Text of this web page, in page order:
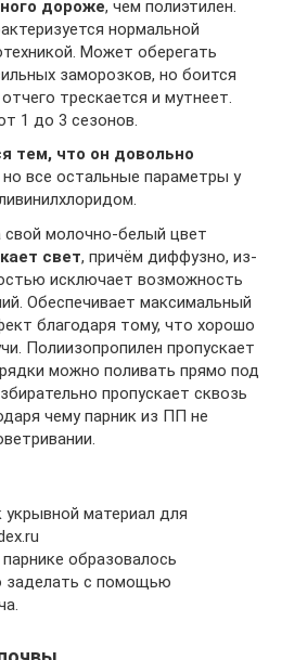
дороже, чем полиэтилен.
нормальной
Может оберегать
заморозков, но боится
трескается и мутнеет.
1 до 3 сезонов.
тем, что он довольно
но все остальные параметры у
свой молочно-белый цвет
свет, причём диффузно, из-
исключает возможность
Обеспечивает максимальный
благодаря тому, что хорошо
Полиизопропилен пропускает
можно поливать прямо под
пропускает сквозь
чему парник из ПП не
материал для
образовалось
заделать с помощью